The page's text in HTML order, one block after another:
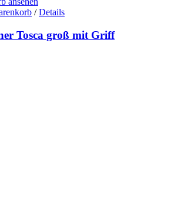
/ Details
Tosca groß mit Griff